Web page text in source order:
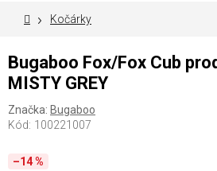
DomůKočárky
Bugaboo Fox/Fox Cub
MISTY GREY
Značka: Bugaboo
Kód: 100221007
–14 %